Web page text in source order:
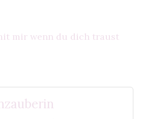
mir wenn du dich traust